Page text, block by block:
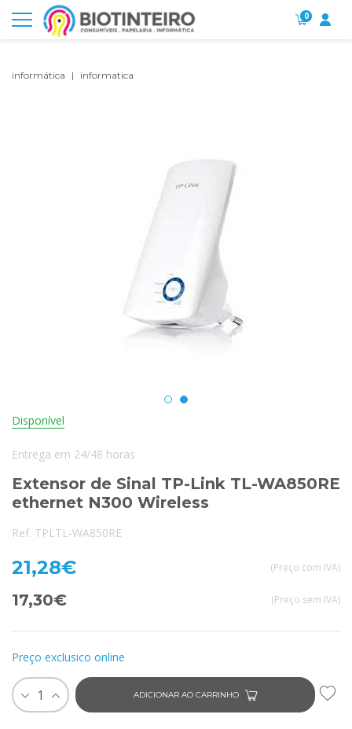
0
informática informatica
Disponível
Entrega em 24/48 horas
Extensor de Sinal TP-Link TL-WA850RE
ethernet N300 Wireless
Ref. TPLTL-WA850RE
21,28€ (Preço com IVA)
17,30€ (Preço sem IVA)
Preço exclusico online
1 ADICIONAR AO CARRINHO